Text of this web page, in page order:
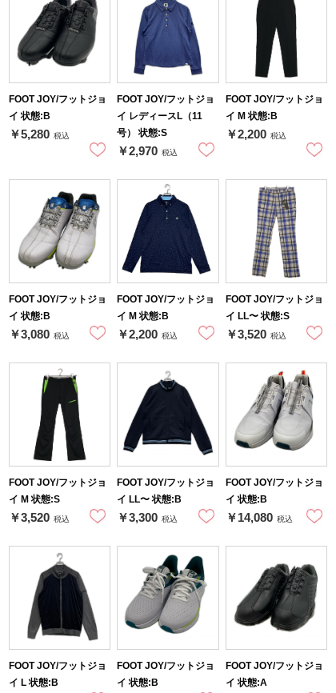
FOOT JOY/フットジョ
イ 状態:B
￥5,280 税込
FOOT JOY/フットジョ
イ レディースL（11
号） 状態:S
￥2,970 税込
FOOT JOY/フットジョ
イ M 状態:B
￥2,200 税込
FOOT JOY/フットジョ
イ 状態:B
￥3,080 税込
FOOT JOY/フットジョ
イ M 状態:B
￥2,200 税込
FOOT JOY/フットジョ
イ LL〜 状態:S
￥3,520 税込
FOOT JOY/フットジョ
イ M 状態:S
￥3,520 税込
FOOT JOY/フットジョ
イ LL〜 状態:B
￥3,300 税込
FOOT JOY/フットジョ
イ 状態:B
￥14,080 税込
FOOT JOY/フットジョ
イ L 状態:B
FOOT JOY/フットジョ
イ 状態:B
FOOT JOY/フットジョ
イ 状態:A